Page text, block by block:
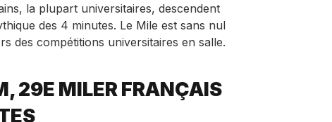
la plupart universitaires, descendent
des 4 minutes. Le Mile est sans nul
des compétitions universitaires en salle.
29E MILER FRANÇAIS